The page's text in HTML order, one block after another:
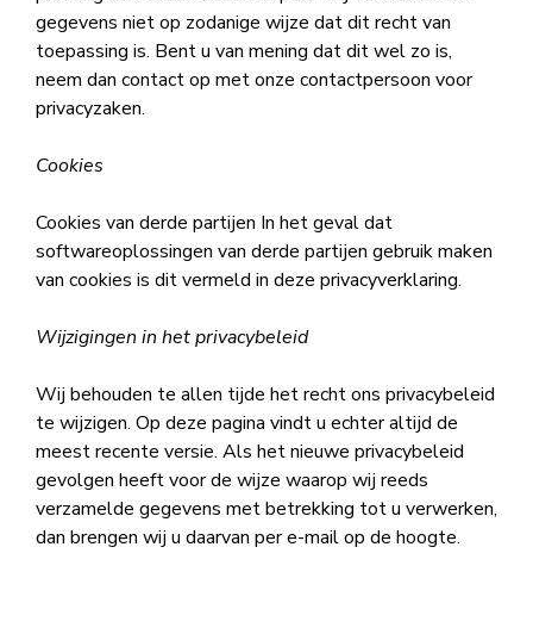
gegevens niet op zodanige wijze dat dit recht van
toepassing is. Bent u van mening dat dit wel zo is,
neem dan contact op met onze contactpersoon voor
privacyzaken.
Cookies
Cookies van derde partijen In het geval dat
softwareoplossingen van derde partijen gebruik maken
van cookies is dit vermeld in deze privacyverklaring.
Wijzigingen in het privacybeleid
Wij behouden te allen tijde het recht ons privacybeleid
te wijzigen. Op deze pagina vindt u echter altijd de
meest recente versie. Als het nieuwe privacybeleid
gevolgen heeft voor de wijze waarop wij reeds
verzamelde gegevens met betrekking tot u verwerken,
dan brengen wij u daarvan per e-mail op de hoogte.